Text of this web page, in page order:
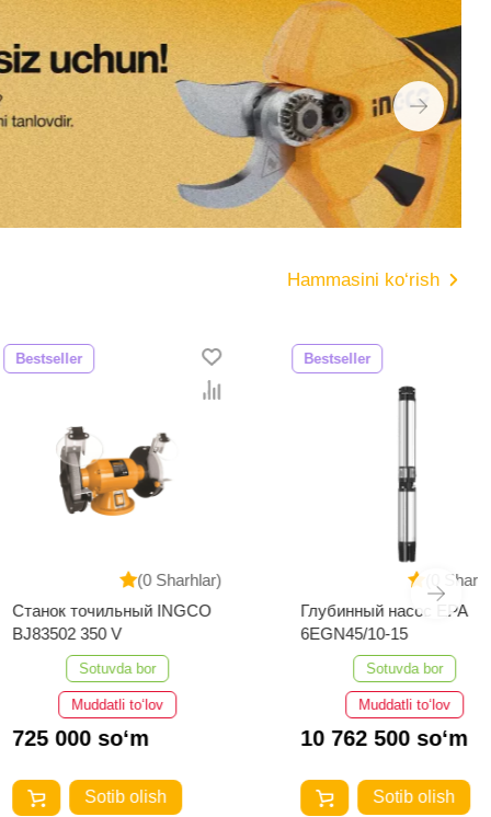
Hammasini ko‘rish
(0 Sharhlar)
INGCO
BJ83502 350 V
Sotuvda bor
to‘lov
so‘m
Sotib olish
(0 Sharhlar)
Глубинный насос EPA
6EGN45/10-15
Sotuvda bor
Muddatli to‘lov
10 762 500 so‘m
Sotib olish